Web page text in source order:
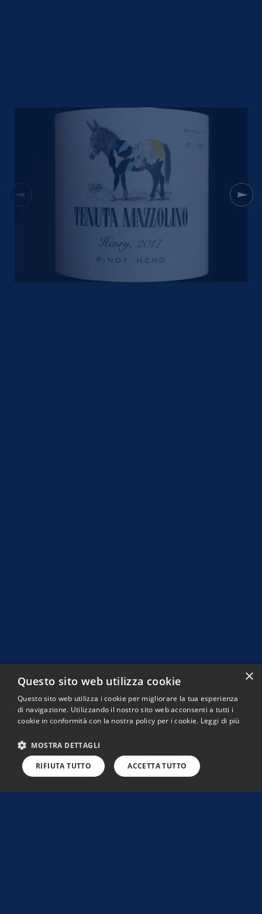
×
Questo sito web utilizza cookie
Questo sito web utilizza i cookie per migliorare la tua esperienza
di navigazione. Utilizzando il nostro sito web acconsenti a tutti i
cookie in conformità con la nostra policy per i cookie. Leggi di più
ACCETTA TUTTO
RIFIUTA TUTTO
MOSTRA DETTAGLI